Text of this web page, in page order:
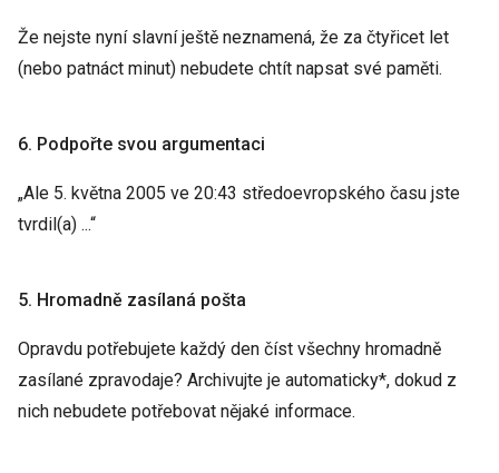
Že nejste nyní slavní ještě neznamená, že za čtyřicet let
(nebo patnáct minut) nebudete chtít napsat své paměti.
6. Podpořte svou argumentaci
„Ale 5. května 2005 ve 20:43 středoevropského času jste
tvrdil(a) ...“
5. Hromadně zasílaná pošta
Opravdu potřebujete každý den číst všechny hromadně
zasílané zpravodaje? Archivujte je automaticky*, dokud z
nich nebudete potřebovat nějaké informace.